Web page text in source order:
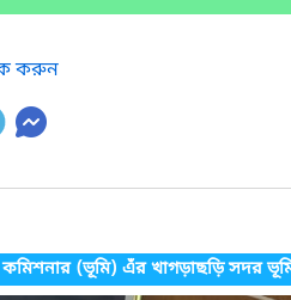
করুন
(ভূমি) এঁর খাগড়াছড়ি সদর